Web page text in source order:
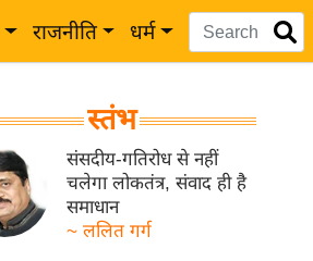
राजनीति धर्म
स्तंभ
संसदीय-गतिरोध से नहीं
चलेगा लोकतंत्र, संवाद ही है
समाधान
~ ललित गर्ग